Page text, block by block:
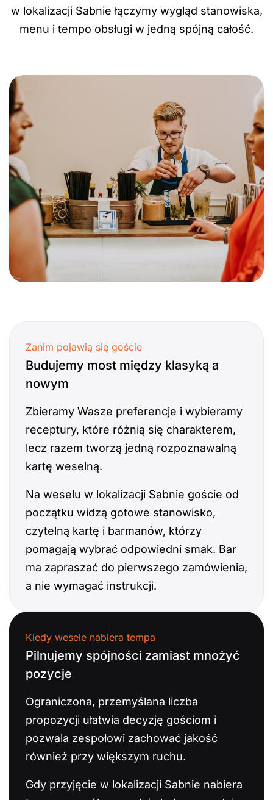
w lokalizacji Sabnie łączymy wygląd stanowiska,
menu i tempo obsługi w jedną spójną całość.
Zanim pojawią się goście
Budujemy most między klasyką a
nowym
Zbieramy Wasze preferencje i wybieramy
receptury, które różnią się charakterem,
lecz razem tworzą jedną rozpoznawalną
kartę weselną.
Na weselu w lokalizacji Sabnie goście od
początku widzą gotowe stanowisko,
czytelną kartę i barmanów, którzy
pomagają wybrać odpowiedni smak. Bar
ma zapraszać do pierwszego zamówienia,
a nie wymagać instrukcji.
Kiedy wesele nabiera tempa
Pilnujemy spójności zamiast mnożyć
pozycje
Ograniczona, przemyślana liczba
propozycji ułatwia decyzję gościom i
pozwala zespołowi zachować jakość
również przy większym ruchu.
Gdy przyjęcie w lokalizacji Sabnie nabiera